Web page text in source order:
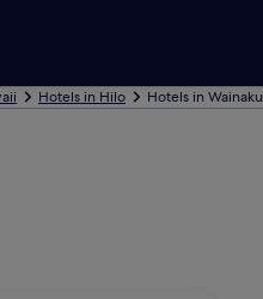
Hotels in Hilo Hotels in Wainaku